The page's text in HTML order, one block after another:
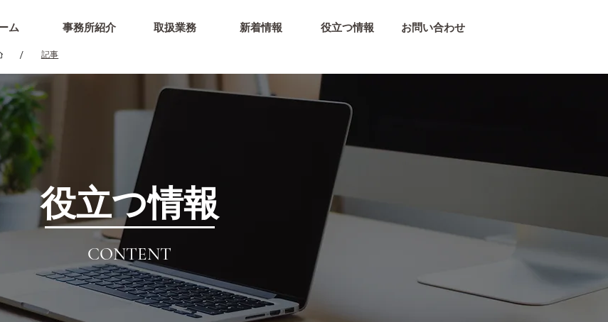
ム 事務所紹介 取扱業務 新着情報 役立つ情報 お問い合わせ
/ 記事
役立つ情報
CONTENT